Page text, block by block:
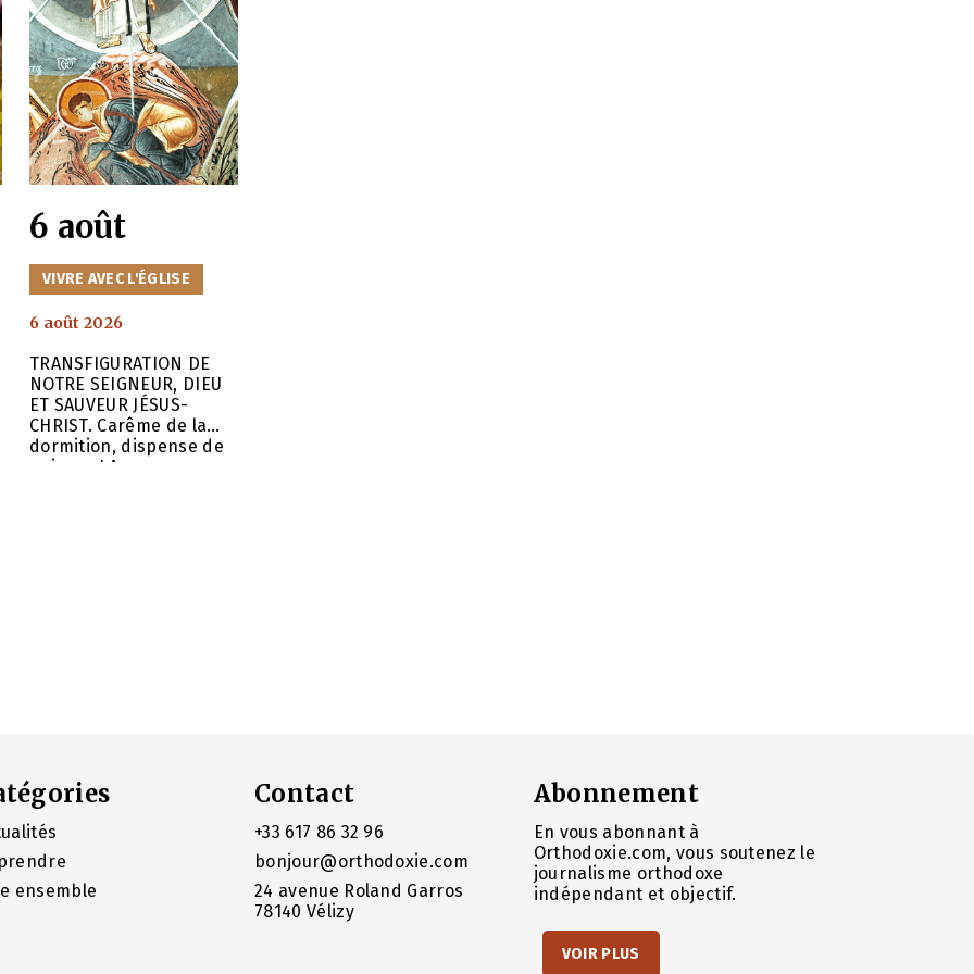
Élisabeth, higoumène du
monastère, les sœurs de
la communauté ainsi que
les fidèles réunis pour la
prière. Il était
6 août
CATÉGORIES
VIVRE AVEC L'ÉGLISE
6 août 2026
TRANSFIGURATION DE
NOTRE SEIGNEUR, DIEU
ET SAUVEUR JÉSUS-
CHRIST. Carême de la
dormition, dispense de
poisson LA
ensemble
Contact
+33 617 86 32 96
bonjour@orthodoxie.com
24 avenue Roland Garros
78140 Vélizy
Abonnement
En vous abonnant à
Orthodoxie.com, vous soutenez le
journalisme orthodoxe
indépendant et objectif.
VOIR PLUS